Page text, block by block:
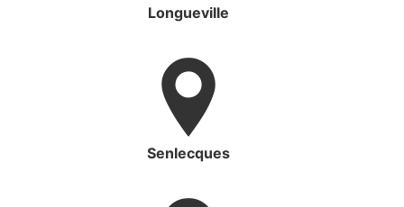
Longueville
Senlecques